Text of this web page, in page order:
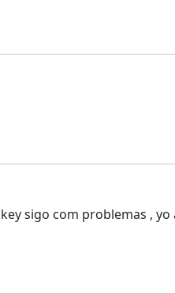
sigo com problemas ,